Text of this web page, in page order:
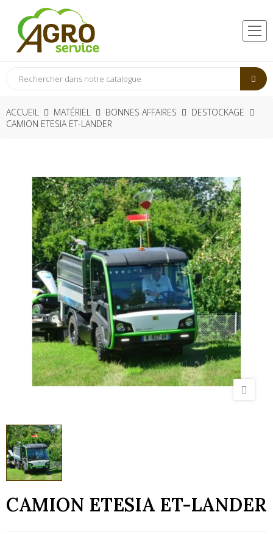
ACCUEIL MATÉRIEL BONNES AFFAIRES
DESTOCKAGE
CAMION ETESIA ET-LANDER
CAMION ETESIA ET-LANDER